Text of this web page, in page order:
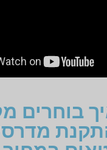
בוחרים